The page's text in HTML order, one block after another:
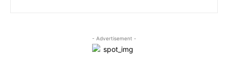
- Advertisement -